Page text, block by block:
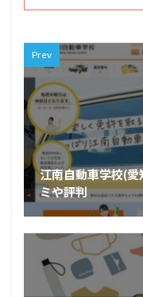
Prev
江南自動車学校(愛
ミや評判